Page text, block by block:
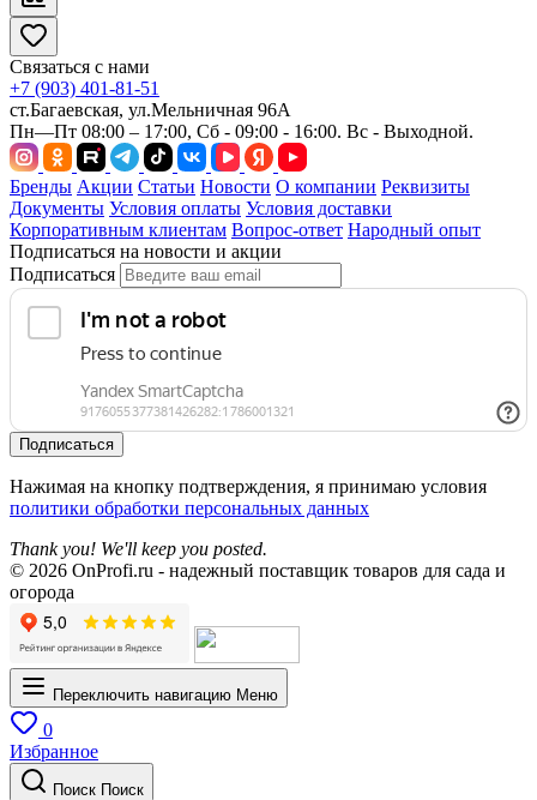
Связаться с нами
+7 (903) 401-81-51
ст.Багаевская, ул.Мельничная 96А
Пн—Пт 08:00 – 17:00, Сб - 09:00 - 16:00. Вс - Выходной.
Бренды Акции Статьи Новости О компании Реквизиты
Документы Условия оплаты Условия доставки
Корпоративным клиентам Вопрос-ответ Народный опыт
Подписаться на новости и акции
Подписаться
Подписаться
Нажимая на кнопку подтверждения, я принимаю условия
политики обработки персональных данных
Thank you! We'll keep you posted.
© 2026 OnProfi.ru - надежный поставщик товаров для сада и
огорода
Переключить навигацию Меню
0
Избранное
Поиск Поиск